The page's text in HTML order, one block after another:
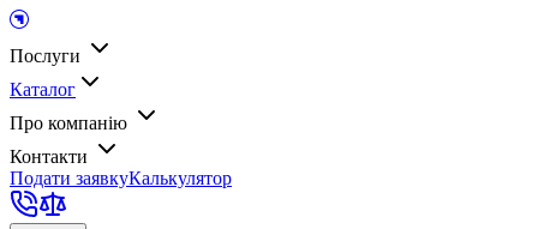
Послуги
Каталог
Про компанію
Контакти
Подати заявкуКалькулятор